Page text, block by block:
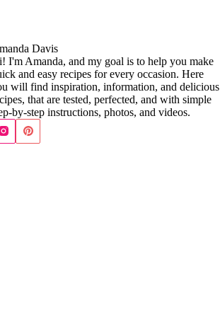
Davis
I'm Amanda, and my goal is to help you make
and easy recipes for every occasion. Here
will find inspiration, information, and delicious
that are tested, perfected, and with simple
by-step instructions, photos, and videos.